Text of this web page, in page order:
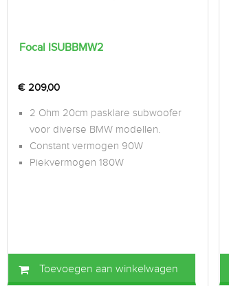
Focal ISUBBMW2
€ 209,00
2 Ohm 20cm pasklare subwoofer
voor diverse BMW modellen.
Constant vermogen 90W
Piekvermogen 180W
Toevoegen aan winkelwagen